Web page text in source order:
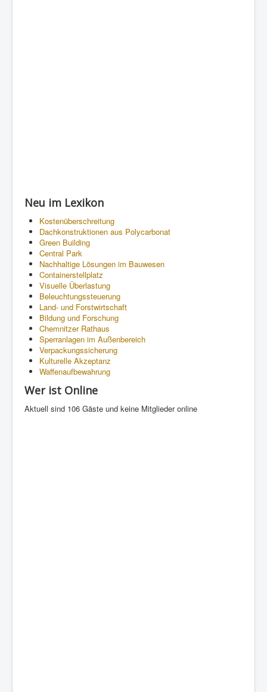
Neu im Lexikon
Kostenüberschreitung
Dachkonstruktionen aus Polycarbonat
Green Building
Central Park
Nachhaltige Lösungen im Bauwesen
Containerstellplatz
Visuelle Überlastung
Beleuchtungssteuerung
Land- und Forstwirtschaft
Bildung und Forschung
Chemnitzer Rathaus
Sperranlagen im Außenbereich
Verpackungssicherung
Kulturelle Akzeptanz
Waffenaufbewahrung
Wer ist Online
Aktuell sind 106 Gäste und keine Mitglieder online